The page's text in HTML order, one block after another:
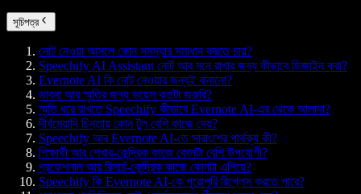
সূচিপত্র
নোট নেওয়া আসলে কোন সমস্যার সমাধান করতে চায়?
Speechify AI Assistant নোট আর মনে রাখার জন্য কীভাবে ডিজাইন করা?
Evernote AI কি নোট নেওয়ার জন্যই বানানো?
ভাবনা আর স্মৃতির জন্য ভয়েস কতটা জরুরি?
স্মৃতি ধরে রাখতে Speechify কীভাবে Evernote AI-এর থেকে আলাদা?
দীর্ঘমেয়াদি চিন্তায় কোন টুল বেশি কাজে দেয়?
Speechify আর Evernote AI-তে সারাংশের পার্থক্য কী?
শিক্ষার্থী আর শেখার-কেন্দ্রিক কাজে কোনটা বেশি উপযোগী?
প্রফেশনাল আর রিসার্চ-কেন্দ্রিক কাজে কোনটা এগিয়ে?
Speechify কি Evernote AI-কে পুরোপুরি রিপ্লেস করতে পারে?